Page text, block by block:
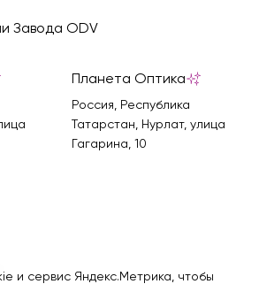
Завода ODV
Планета Оптика
Россия, Республика
Татарстан, Нурлат, улица
Гагарина, 10
и сервис Яндекс.Метрика, чтобы